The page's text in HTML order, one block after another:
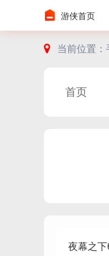
游侠首页
当前位置：
首页
夜幕之